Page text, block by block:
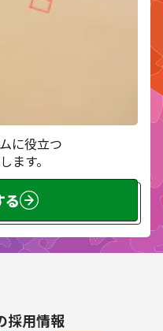
に役立つ
ます。
る
採用情報